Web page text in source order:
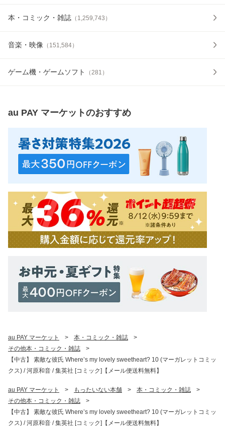
本・コミック・雑誌 （ 1,259,743 ）
音楽・映像 （ 151,584）
ゲーム機・ゲームソフト （281 ）
au PAY マーケットのおすすめ
au PAY マーケット > 本・コミック・雑誌
>
その他本・コミック・雑誌
>
【中古】 素敵な彼氏 Where’s my lovely sweetheart? 10 (マーガレットコミッ
クス) / 河原和音 / 集英社 [コミック]【メール便送料無料】
au PAY マーケット > もったいない本舗 > 本・コミック・雑誌
>
その他本・コミック・雑誌
>
【中古】 素敵な彼氏 Where’s my lovely sweetheart? 10 (マーガレットコミッ
クス) / 河原和音 / 集英社 [コミック]【メール便送料無料】